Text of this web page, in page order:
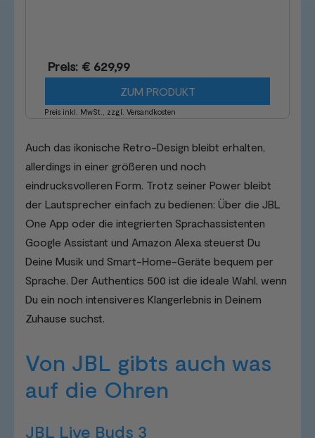
Preis: € 629,99
ZUM PRODUKT
Preis inkl. MwSt., zzgl. Versandkosten
Auch das ikonische Retro-Design bleibt erhalten,
allerdings in einer größeren und noch
eindrucksvolleren Form. Trotz seiner Power bleibt
der Lautsprecher einfach zu bedienen: Über die JBL
One App oder die integrierten Sprachassistenten
Google Assistant und Amazon Alexa steuerst Du
Deine Musik und Smart-Home-Geräte bequem per
Sprache. Der Authentics 500 ist die ideale Wahl, wenn
Du ein noch intensiveres Klangerlebnis in Deinem
Zuhause suchst.
Von JBL gibts auch was
auf die Ohren
JBL Live Buds 3